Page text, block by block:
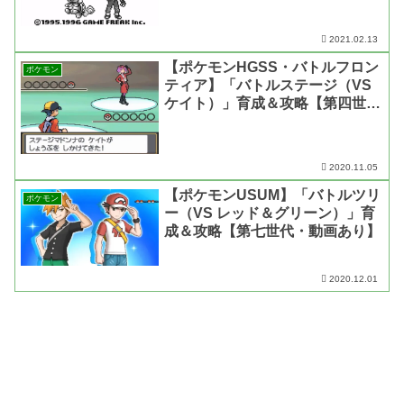
2021.02.13
ポケモン
【ポケモンHGSS・バトルフロン
ティア】「バトルステージ（VS
ケイト）」育成＆攻略【第四世
2020.11.05
ポケモン
【ポケモンUSUM】「バトルツリ
ー（VS レッド＆グリーン）」育
成＆攻略【第七世代・動画あり】
2020.12.01